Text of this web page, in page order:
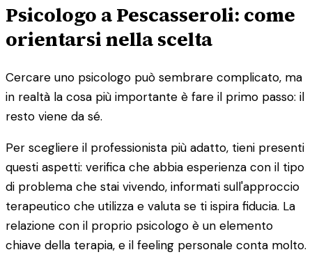
Psicologo a Pescasseroli: come
orientarsi nella scelta
Cercare uno psicologo può sembrare complicato, ma
in realtà la cosa più importante è fare il primo passo: il
resto viene da sé.
Per scegliere il professionista più adatto, tieni presenti
questi aspetti: verifica che abbia esperienza con il tipo
di problema che stai vivendo, informati sull'approccio
terapeutico che utilizza e valuta se ti ispira fiducia. La
relazione con il proprio psicologo è un elemento
chiave della terapia, e il feeling personale conta molto.